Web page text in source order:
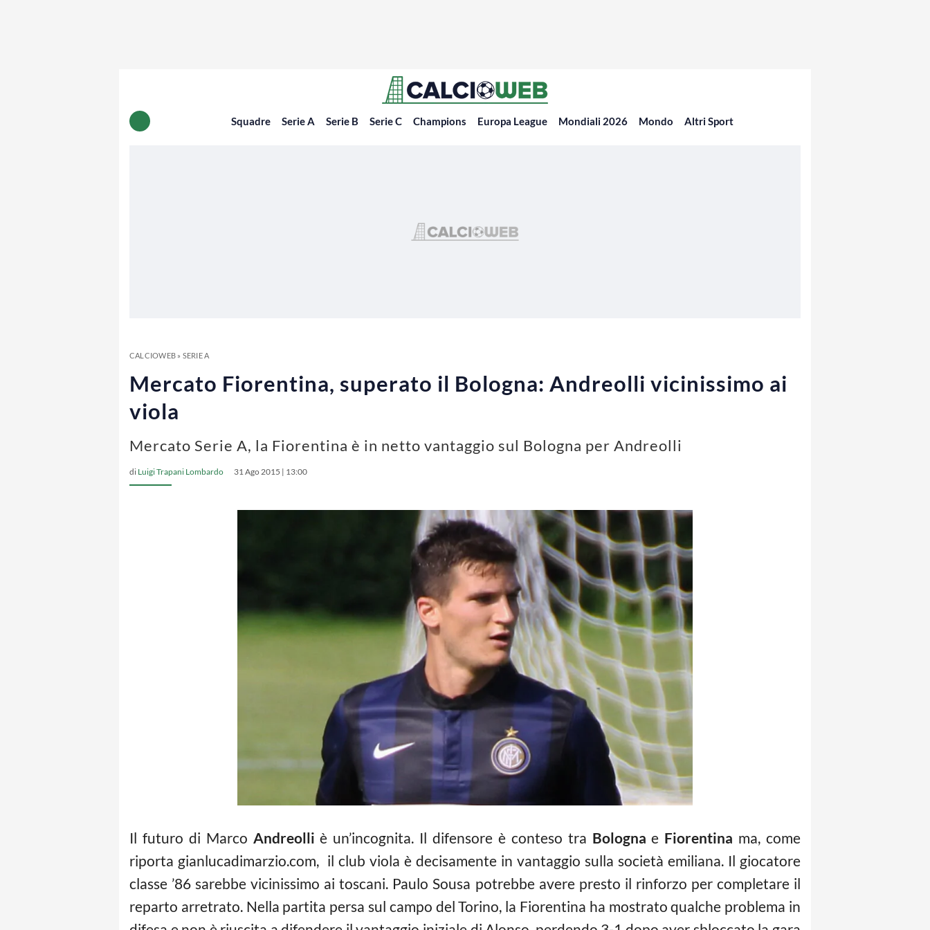
Squadre Serie A Serie B Serie C Champions Europa League Mondiali 2026 Mondo Altri Sport
CALCIOWEB» SERIE A
Mercato Fiorentina, superato il Bologna: Andreolli vicinissimo ai
viola
Mercato Serie A, la Fiorentina è in netto vantaggio sul Bologna per Andreolli
di Luigi Trapani Lombardo 31 Ago 2015 | 13:00
Il futuro di Marco Andreolli è un’incognita. Il difensore è conteso tra Bologna e Fiorentina ma, come
riporta gianlucadimarzio.com, il club viola è decisamente in vantaggio sulla società emiliana. Il giocatore
classe ’86 sarebbe vicinissimo ai toscani. Paulo Sousa potrebbe avere presto il rinforzo per completare il
reparto arretrato. Nella partita persa sul campo del Torino, la Fiorentina ha mostrato qualche problema in